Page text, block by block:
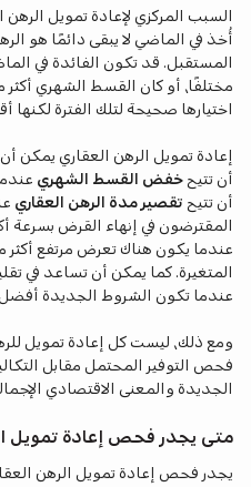
السبب المركزي لإعادة تمويل
أُخذ في الماضي لا يبقى دائمًا هو
المستقبل. قد تكون الفائدة في
مختلفًا، أو كان القسط الشهري أكثر
اختيارها صحيحة لتلك الفترة لكنها
إعادة تمويل الرهن العقاري يمكن
أن تتيح خفض القسط الشهري
أن تتيح تقصير مدة الرهن العقاري
المقترضون في إنهاء القرض بسرعة
عندما يكون هناك تعرض مرتفع أكثر
المتغيرة. كما يمكن أن تساعد في
عندما تكون الشروط الجديدة
ومع ذلك، ليست كل إعادة تمويل
فحص التوفير المحتمل مقابل
الجديدة والمعنى الاقتصادي
متى يجدر فحص إعادة تمويل
يجدر فحص إعادة تمويل الرهن